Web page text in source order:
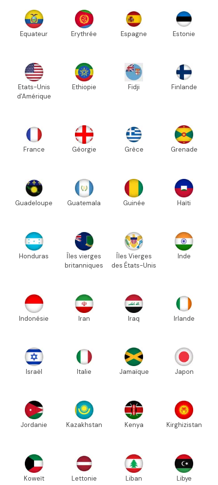
Equateur Erythrée Espagne Estonie
Etats-Unis
d'Amérique
Ethiopie Fidji Finlande
France Géorgie Grèce Grenade
Guadeloupe Guatemala Guinée Haïti
Honduras
Îles vierges
britanniques
Îles Vierges
des États-Unis
Inde
Indonésie Iran Iraq Irlande
Israël Italie Jamaïque Japon
Jordanie Kazakhstan Kenya Kirghizistan
Koweït Lettonie Liban Libye